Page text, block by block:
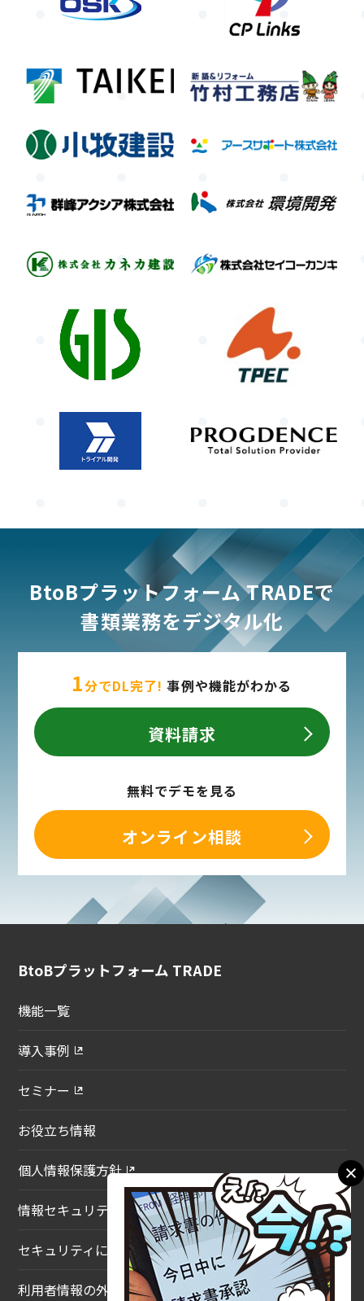
BtoBプラットフォーム TRADEで
書類業務をデジタル化
1分でDL完了! 事例や機能がわかる
資料請求
無料でデモを見る
オンライン相談
BtoBプラットフォーム TRADE
機能一覧
導入事例
セミナー
お役立ち情報
個人情報保護方針
情報セキュリティ基本方針
セキュリティについて
利用者情報の外部送信について